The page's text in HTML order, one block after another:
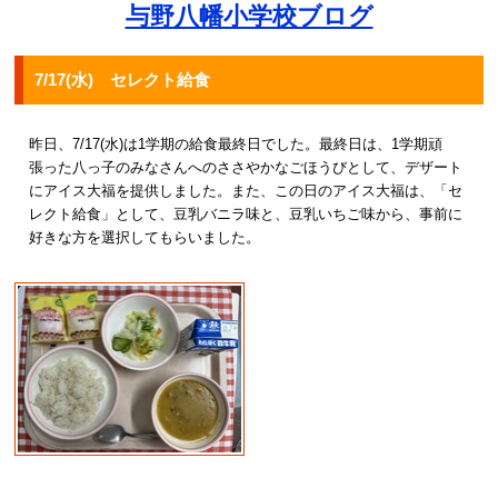
与野八幡小学校ブログ
7/17(水) セレクト給食
昨日、7/17(水)は1学期の給食最終日でした。最終日は、1学期頑
張った八っ子のみなさんへのささやかなごほうびとして、デザート
にアイス大福を提供しました。また、この日のアイス大福は、「セ
レクト給食」として、豆乳バニラ味と、豆乳いちご味から、事前に
好きな方を選択してもらいました。